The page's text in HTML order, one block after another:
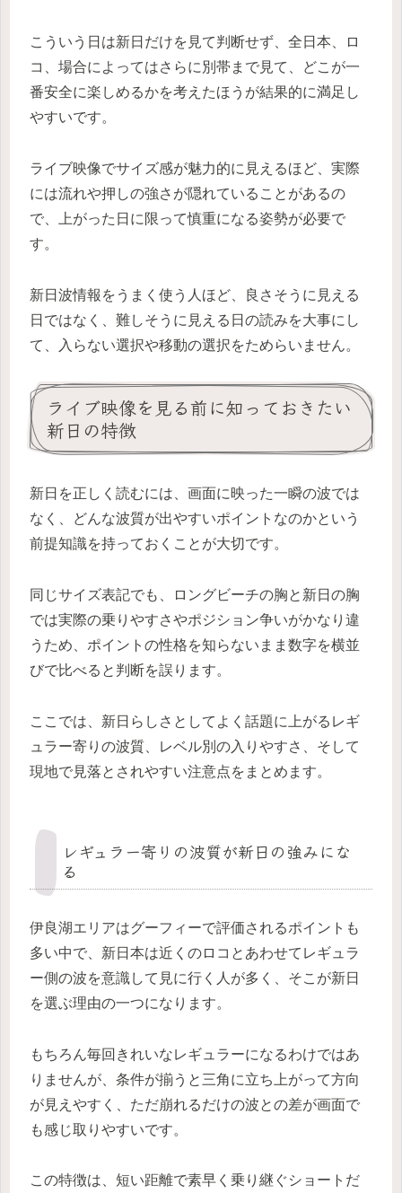
こういう日は新日だけを見て判断せず、全日本、ロ
コ、場合によってはさらに別帯まで見て、どこが一
番安全に楽しめるかを考えたほうが結果的に満足し
やすいです。
ライブ映像でサイズ感が魅力的に見えるほど、実際
には流れや押しの強さが隠れていることがあるの
で、上がった日に限って慎重になる姿勢が必要で
す。
新日波情報をうまく使う人ほど、良さそうに見える
日ではなく、難しそうに見える日の読みを大事にし
て、入らない選択や移動の選択をためらいません。
ライブ映像を見る前に知っておきたい
新日の特徴
新日を正しく読むには、画面に映った一瞬の波では
なく、どんな波質が出やすいポイントなのかという
前提知識を持っておくことが大切です。
同じサイズ表記でも、ロングビーチの胸と新日の胸
では実際の乗りやすさやポジション争いがかなり違
うため、ポイントの性格を知らないまま数字を横並
びで比べると判断を誤ります。
ここでは、新日らしさとしてよく話題に上がるレギ
ュラー寄りの波質、レベル別の入りやすさ、そして
現地で見落とされやすい注意点をまとめます。
レギュラー寄りの波質が新日の強みにな
る
伊良湖エリアはグーフィーで評価されるポイントも
多い中で、新日本は近くのロコとあわせてレギュラ
ー側の波を意識して見に行く人が多く、そこが新日
を選ぶ理由の一つになります。
もちろん毎回きれいなレギュラーになるわけではあ
りませんが、条件が揃うと三角に立ち上がって方向
が見えやすく、ただ崩れるだけの波との差が画面で
も感じ取りやすいです。
この特徴は、短い距離で素早く乗り継ぐショートだ